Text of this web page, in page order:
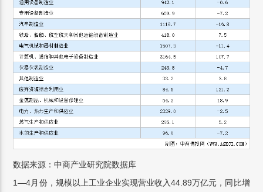
数据来源：中商产业研究院数据库
1—4月份，规模以上工业企业实现营业收入44.89万亿元，同比增